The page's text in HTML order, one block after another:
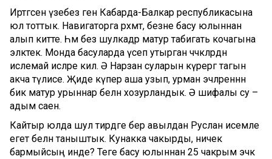
Иртәгәсен үзебез генә Кабарда-Балкар республикасына
юл тоттык. Навигаторга рәхмәт, безне басу юлыннан
алып китте. Һәм без шулкадәр матур табигать кочагына
эләктек. Монда басуларда үсеп утырган чәчәкләрдән
ислемай исләре килә. Ә Нарзан суларын күрергә тагын
акча түлисе. Җиде күпер аша узып, урман эчләреннән
бик матур урыннар белән хозурландык. Ә шифалы су –
адым саен.
Кайтыр юлда шул тирәдәге бер авылдан Руслан исемле
егет белән таныштык. Кунакка чакырды, ничек
бармыйсың инде? Теге басу юлыннан 25 чакрым эчкә